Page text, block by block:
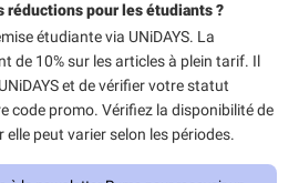
pour les étudiants ?
étudiante via UNiDAYS. La
de 10% sur les articles à plein tarif. Il
et de vérifier votre statut
code promo. Vérifiez la disponibilité de
peut varier selon les périodes.